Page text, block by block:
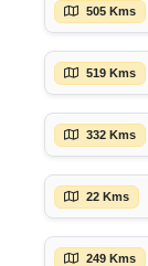
505 Kms
519 Kms
332 Kms
22 Kms
249 Kms